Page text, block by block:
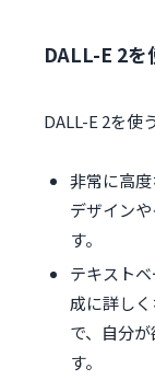
DALL-E 2
DALL-E 2を使
非常に高
デザイン
す。
テキスト
成に詳し
で、自分
す。